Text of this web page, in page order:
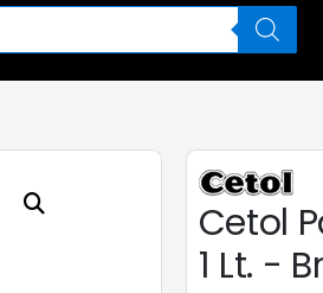
Cetol
1 Lt. -